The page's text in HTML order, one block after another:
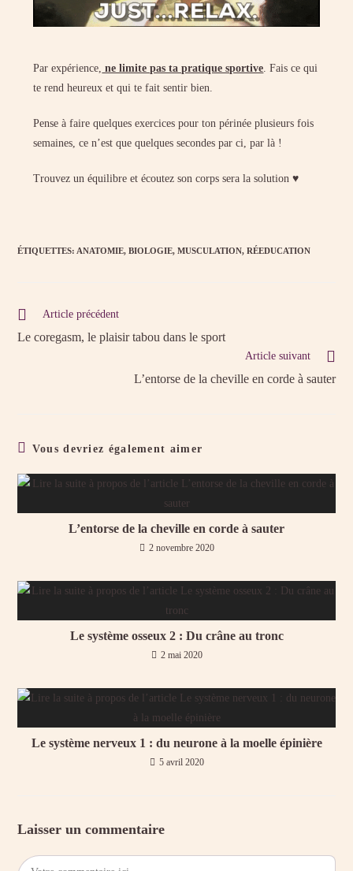
Par expérience, ne limite pas ta pratique sportive. Fais ce qui
te rend heureux et qui te fait sentir bien.
Pense à faire quelques exercices pour ton périnée plusieurs fois
semaines, ce n’est que quelques secondes par ci, par là !
Trouvez un équilibre et écoutez son corps sera la solution ♥
ÉTIQUETTES: ANATOMIE, BIOLOGIE, MUSCULATION, RÉEDUCATION
Article précédent
Le coregasm, le plaisir tabou dans le sport
Article suivant
L’entorse de la cheville en corde à sauter
Vous devriez également aimer
L’entorse de la cheville en corde à sauter
2 novembre 2020
Le système osseux 2 : Du crâne au tronc
2 mai 2020
Le système nerveux 1 : du neurone à la moelle épinière
5 avril 2020
Laisser un commentaire